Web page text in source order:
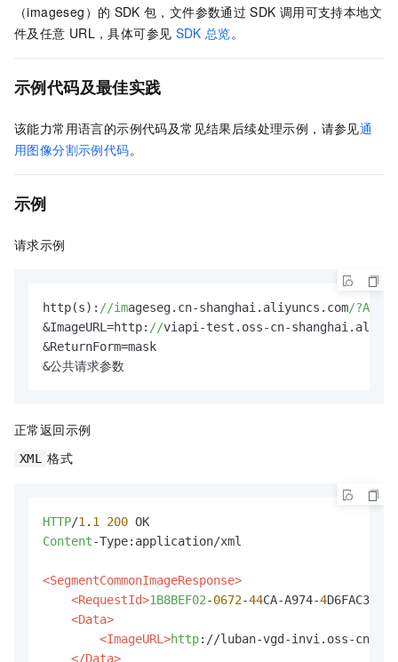
（imageseg）的 SDK 包，文件参数通过 SDK 调用可支持本地文
件及任意 URL，具体可参见 SDK 总览。
示例代码及最佳实践
该能力常用语言的示例代码及常见结果后续处理示例，请参见通
用图像分割示例代码。
示例
请求示例
http(s): //imageseg.cn-shanghai.aliyuncs.com/
&ImageURL=http: //viapi-test.oss-cn-
&ReturnForm=mask
&公共请求参数
正常返回示例
XML 格式
HTTP/1 . 1 200
Content-Type:application/xml
<SegmentCommonImageResponse>
<RequestId>1B8BEF02-0672-44CA-A974-4
<Data>
<ImageURL>http://luban-vgd-invi.oss-cn-
</Data>